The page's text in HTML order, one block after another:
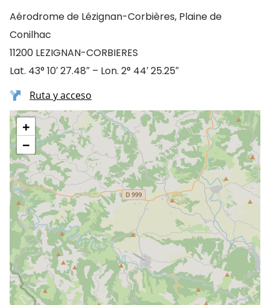
Aérodrome de Lézignan-Corbières, Plaine de
Conilhac
11200 LEZIGNAN-CORBIERES
Lat. 43° 10′ 27.48″ – Lon. 2° 44′ 25.25″
Ruta y acceso
+
−